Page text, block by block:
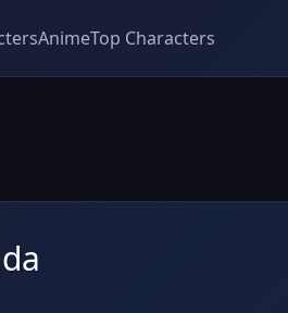
AnimeTop Characters